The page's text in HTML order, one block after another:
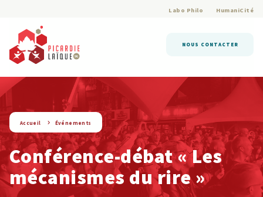
Labo Philo HumaniCité
NOUS CONTACTER
string(9) « evenement »
Accueil Événements
Conférence-débat « Les
mécanismes du rire »